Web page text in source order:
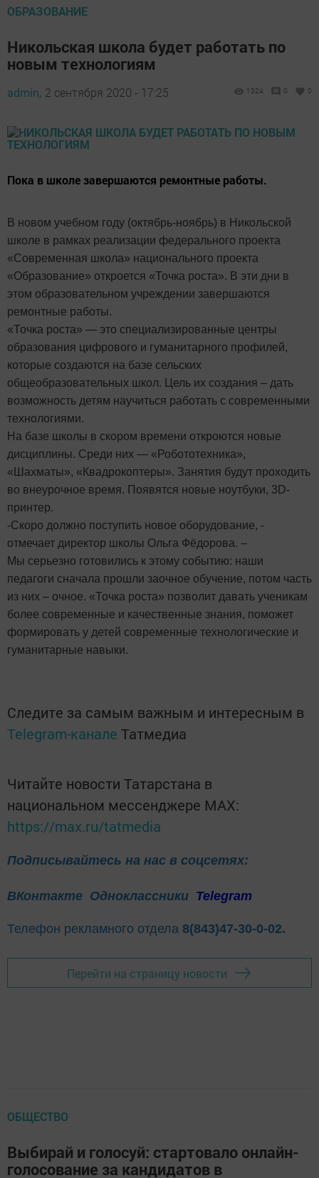
ОБРАЗОВАНИЕ
Никольская школа будет работать по
новым технологиям
admin, 2 сентября 2020 - 17:25 1324 0 0
Пока в школе завершаются ремонтные работы.
В новом учебном году (октябрь-ноябрь) в Никольской
школе в рамках реализации федерального проекта
«Современная школа» национального проекта
«Образование» откроется «Точка роста». В эти дни в
этом образовательном учреждении завершаются
ремонтные работы.
«Точка роста» — это специализированные центры
образования цифрового и гуманитарного профилей,
которые создаются на базе сельских
общеобразовательных школ. Цель их создания – дать
возможность детям научиться работать с современными
технологиями.
На базе школы в скором времени откроются новые
дисциплины. Среди них — «Робототехника»,
«Шахматы», «Квадрокоптеры». Занятия будут проходить
во внеурочное время. Появятся новые ноутбуки, 3D-
принтер.
-Скоро должно поступить новое оборудование, -
отмечает директор школы Ольга Фёдорова. –
Мы серьезно готовились к этому событию: наши
педагоги сначала прошли заочное обучение, потом часть
из них – очное. «Точка роста» позволит давать ученикам
более современные и качественные знания, поможет
формировать у детей современные технологические и
гуманитарные навыки.
Следите за самым важным и интересным в
Telegram-канале Татмедиа
Читайте новости Татарстана в
национальном мессенджере MАХ:
https://max.ru/tatmedia
Подписывайтесь на нас в соцсетях:
ВКонтакте Одноклассники Telegram
Телефон рекламного отдела 8(843)47-30-0-02.
Перейти на страницу новости
ОБЩЕСТВО
Выбирай и голосуй: стартовало онлайн-
голосование за кандидатов в